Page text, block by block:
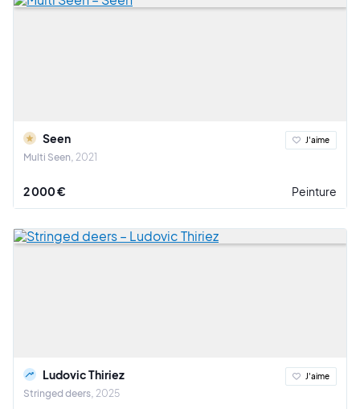
Seen
Multi Seen 2021
J'aime
2 000 € Peinture
Ludovic Thiriez
Stringed deers 2025
J'aime